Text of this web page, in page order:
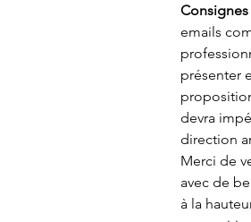
emails
présenter
devra
direction
Merci de
avec de
à la